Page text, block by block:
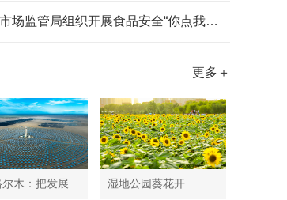
陕西省市场监管局组织开展食品安全“你点我检惠民生”进景区活动
更多＋
湿地公园葵花开